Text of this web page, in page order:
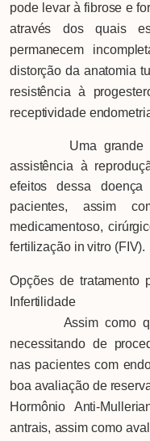
pode levar à fibrose e
através dos quais
permanecem
distorção da anatomia
resistência à
receptividade
Uma grande
assistência à
efeitos dessa
pacientes, assim
medicamentoso,
fertilização in vitro (FIV).
Opções de tratamento
Infertilidade
Assim como
necessitando de
nas pacientes com
boa avaliação de
Hormônio Anti-
antrais, assim como